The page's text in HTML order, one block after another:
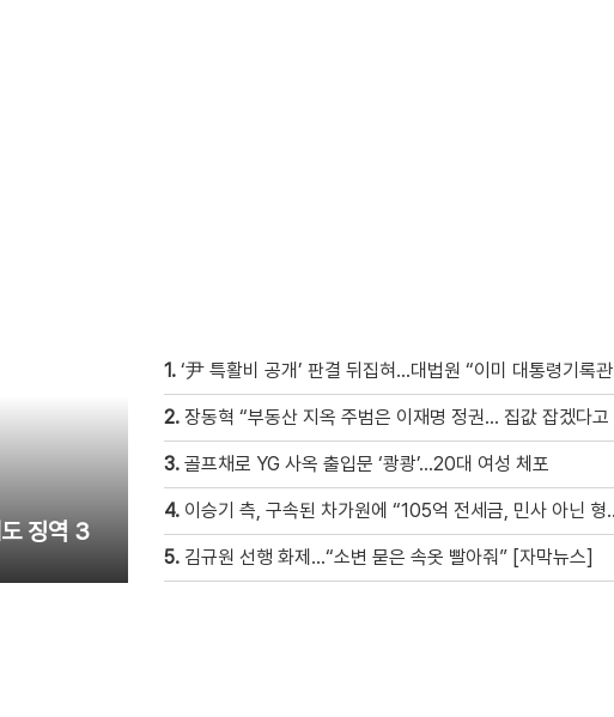
도 징역 3
1. ‘尹 특활비 공개’ 판결 뒤집혀…대법원 “이미 대통령기록관 이관”
2. 장동혁 “부동산 지옥 주범은 이재명 정권… 집값 잡겠다고 국민만 잡아“
3. 골프채로 YG 사옥 출입문 ‘쾅쾅’…20대 여성 체포
4. 이승기 측, 구속된 차가원에 “105억 전세금, 민사 아닌 형사 범죄…엄벌 원해” [자막뉴스]
5. 김규원 선행 화제…“소변 묻은 속옷 빨아줘” [자막뉴스]